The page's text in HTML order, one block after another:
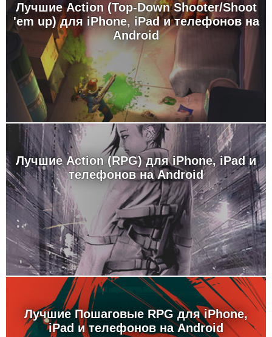
Лучшие Action (Top-Down Shooter/Shoot
'em up) для iPhone, iPad и телефонов на
Android
Лучшие Action (RPG) для iPhone, iPad и
телефонов на Android
Лучшие Пошаговые RPG для iPhone,
iPad и телефонов на Android